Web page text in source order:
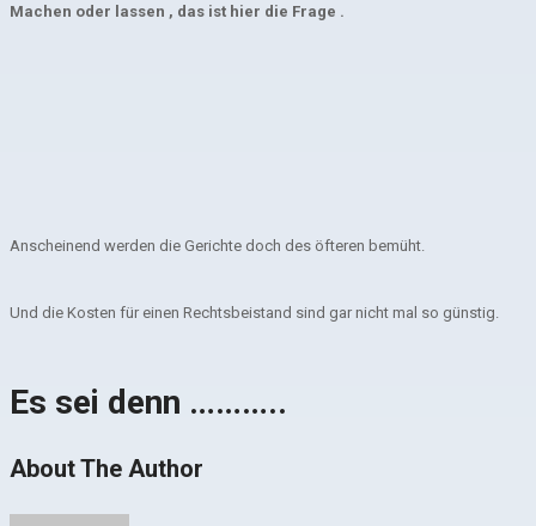
Machen oder lassen , das ist hier die Frage .
Anscheinend werden die Gerichte doch des öfteren bemüht.
Und die Kosten für einen Rechtsbeistand sind gar nicht mal so günstig.
Es sei denn ………..
About The Author